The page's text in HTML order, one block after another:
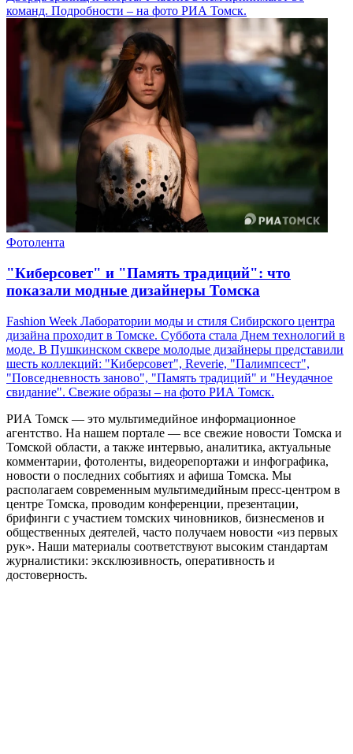
команд. Подробности – на фото РИА Томск.
Фотолента
"Киберсовет" и "Память традиций": что
показали модные дизайнеры Томска
Fashion Week Лаборатории моды и стиля Сибирского центра
дизайна проходит в Томске. Суббота стала Днем технологий в
моде. В Пушкинском сквере молодые дизайнеры представили
шесть коллекций: "Киберсовет", Reverie, "Палимпсест",
"Повседневность заново", "Память традиций" и "Неудачное
свидание". Свежие образы – на фото РИА Томск.
РИА Томск — это мультимедийное информационное
агентство. На нашем портале — все свежие новости Томска и
Томской области, а также интервью, аналитика, актуальные
комментарии, фотоленты, видеорепортажи и инфографика,
новости о последних событиях и афиша Томска. Мы
располагаем современным мультимедийным пресс-центром в
центре Томска, проводим конференции, презентации,
брифинги с участием томских чиновников, бизнесменов и
общественных деятелей, часто получаем новости «из первых
рук». Наши материалы соответствуют высоким стандартам
журналистики: эксклюзивность, оперативность и
достоверность.